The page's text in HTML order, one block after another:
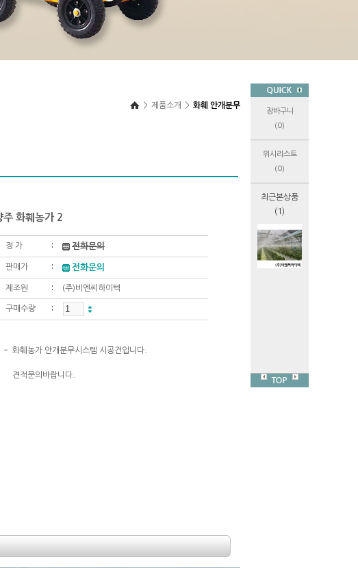
> 제품소개 > 화훼 안개분무
주 화훼농가 2
정 가 전화문의
판매가 전화문의
제조원 (주)비엔씨하이텍
구매수량
화훼농가 안개분무시스템 시공건입니다.
견적문의바랍니다.
장바구니
(0)
위시리스트
(0)
최근본상품
(1)